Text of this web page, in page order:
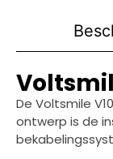
De Voltsmile
ontwerp is de